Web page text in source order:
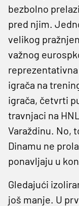
bezbolno
pred njim.
velikog
važnog
igrača na
igrača, četvrti
travnjaci na
Varaždinu. No,
Dinamu ne
ponavljaju u
Gledajući
još manje. U